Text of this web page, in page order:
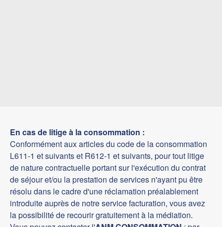
En cas de litige à la consommation :
Conformément aux articles du code de la consommation
L611-1 et suivants et R612-1 et suivants, pour tout litige
de nature contractuelle portant sur l'exécution du contrat
de séjour et/ou la prestation de services n'ayant pu être
résolu dans le cadre d'une réclamation préalablement
introduite auprès de notre service facturation, vous avez
la possibilité de recourir gratuitement à la médiation.